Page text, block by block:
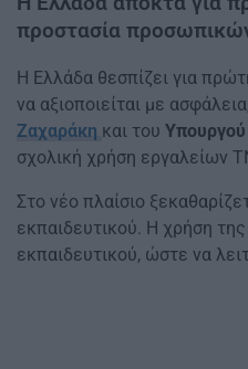
προστασία
Η Ελλάδα θεσπίζει για
να αξιοποιείται με
Ζαχαράκη και του
σχολική χρήση εργαλείων
Στο νέο πλαίσιο
εκπαιδευτικού. Η χρήση
εκπαιδευτικού, ώστε να